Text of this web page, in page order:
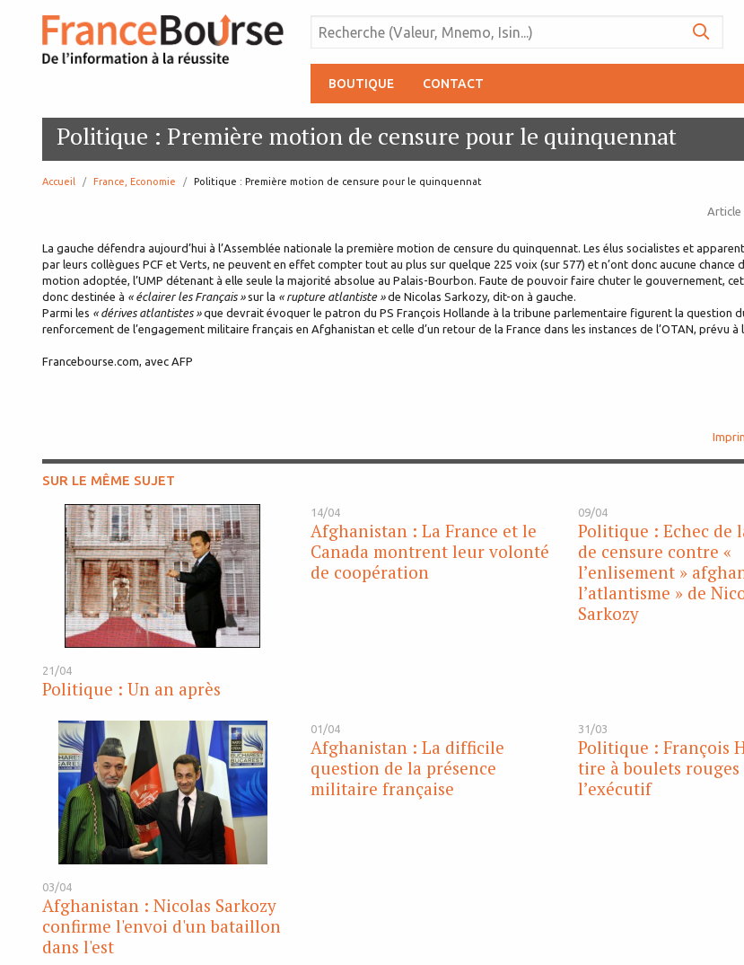
BOUTIQUE CONTACT
Politique : Première motion de censure pour le quinquennat
Accueil France, Economie page:
Politique : Première motion de censure pour le quinquennat
Article
La gauche défendra aujourd’hui à l’Assemblée nationale la première motion de censure du quinquennat. Les élus socialistes et
par leurs collègues PCF et Verts, ne peuvent en effet compter tout au plus sur quelque 225 voix (sur 577) et n’ont donc aucune chance
motion adoptée, l’UMP détenant à elle seule la majorité absolue au Palais-Bourbon. Faute de pouvoir faire chuter le gouvernement,
donc destinée à « éclairer les Français »sur la « rupture atlantiste »de Nicolas Sarkozy, dit-on à gauche.
Parmi les « dérives atlantistes »que devrait évoquer le patron du PS François Hollande à la tribune parlementaire figurent la question
renforcement de l’engagement militaire français en Afghanistan et celle d’un retour de la France dans les instances de l’OTAN, prévu à
Francebourse.com, avec AFP
SUR LE MÊME SUJET
21/04
Politique : Un an après
14/04
Afghanistan : La France et le
Canada montrent leur volonté
de coopération
09/04
Politique : Echec de
de censure contre «
l’enlisement »
l’atlantisme » de
Sarkozy
03/04
Afghanistan : Nicolas Sarkozy
confirme l'envoi d'un bataillon
dans l'est
01/04
Afghanistan : La difficile
question de la présence
militaire française
31/03
Politique : François
tire à boulets rouges
l’exécutif